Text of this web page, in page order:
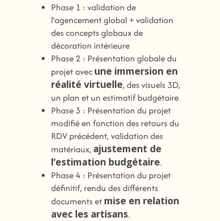
Phase 1 : validation de
l’agencement global + validation
des concepts globaux de
décoration intérieure
Phase 2 : Présentation globale du
projet avec une immersion en
réalité virtuelle, des visuels 3D,
un plan et un estimatif budgétaire
Phase 3 : Présentation du projet
modifié en fonction des retours du
RDV précédent, validation des
matériaux, ajustement de
l’estimation budgétaire.
Phase 4 : Présentation du projet
définitif, rendu des différents
documents et mise en relation
avec les artisans.